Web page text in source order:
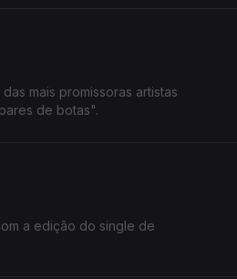
mais promissoras artistas
de botas".
a edição do single de